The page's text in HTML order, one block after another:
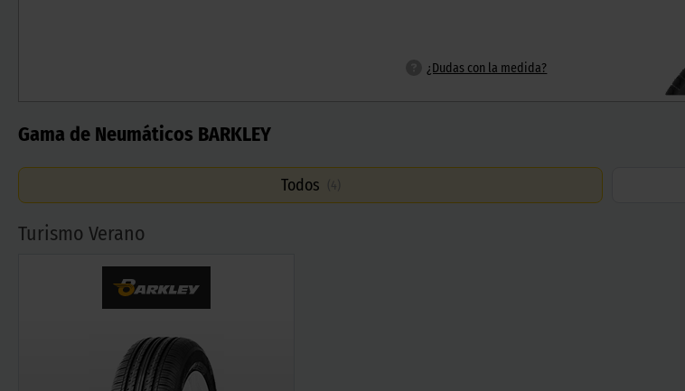
¿Dudas con la medida?
Gama de Neumáticos BARKLEY
Todos
Turismo Verano